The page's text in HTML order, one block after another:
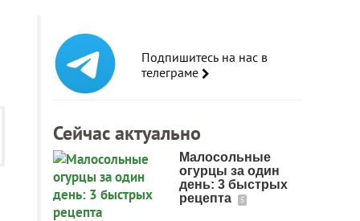
Подпишитесь на нас в
телеграме
Сейчас актуально
Малосольные
огурцы за один
день: 3 быстрых
рецепта
5